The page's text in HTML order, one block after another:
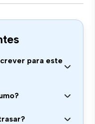
para este